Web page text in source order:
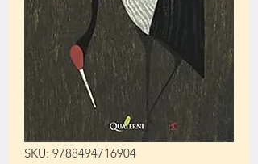
SKU: 9788494716904